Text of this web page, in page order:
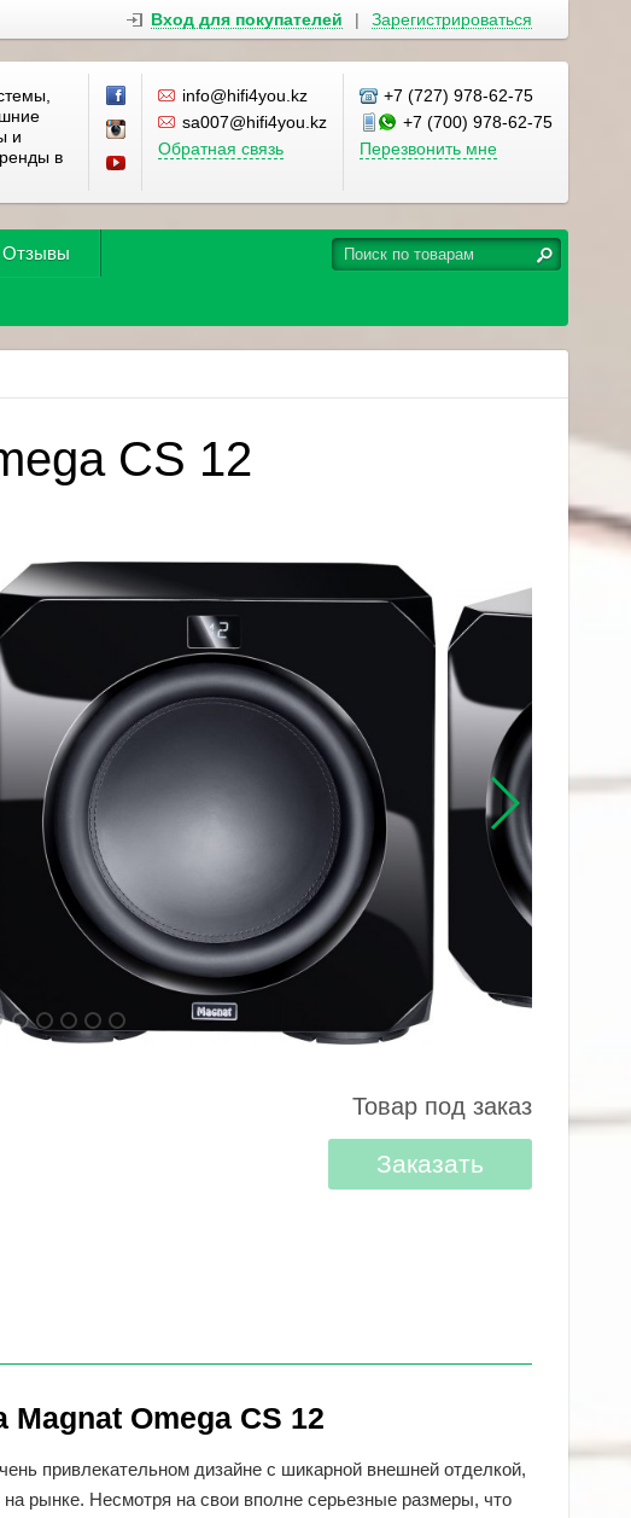
Вход для покупателей | Зарегистрироваться
и
в
info@hifi4you.kz
sa007@hifi4you.kz
Обратная связь
+7 (727) 978-62-75
+7 (700) 978-62-75
Перезвонить мне
Отзывы
CS 12
Товар под заказ
Заказать
Omega CS 12
привлекательном дизайне с шикарной внешней отделкой,
рынке. Несмотря на свои вполне серьезные размеры, что